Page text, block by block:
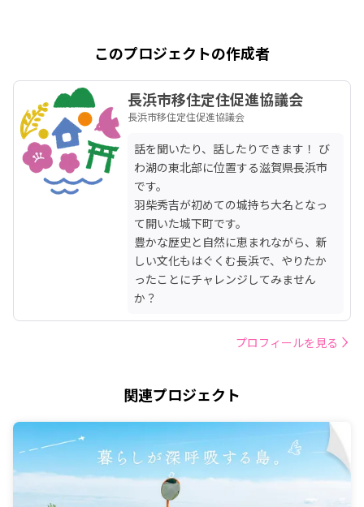
このプロジェクトの作成者
長浜市移住定住促進協議会
長浜市移住定住促進協議会
話を聞いたり、話したりできます！ び
わ湖の東北部に位置する滋賀県長浜市
です。
羽柴秀吉が初めての城持ち大名となっ
て開いた城下町です。
豊かな歴史と自然に恵まれながら、新
しい文化もはぐくむ長浜で、やりたか
ったことにチャレンジしてみません
か？
プロフィールを見る
関連プロジェクト